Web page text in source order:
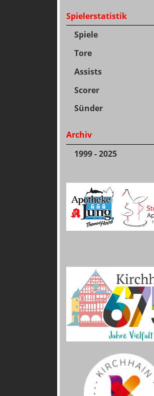
Spielerstatistik
Spiele
Tore
Assists
Scorer
Sünder
Archiv
1999 - 2025